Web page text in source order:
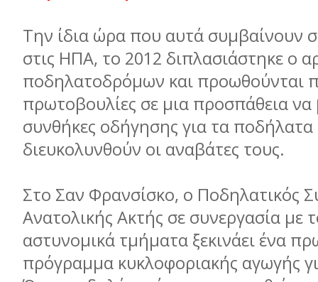
Την ίδια ώρα που αυτά συμβαίνουν
στις ΗΠΑ, το 2012 διπλασιάστηκε ο
ποδηλατοδρόμων και προωθούνται
πρωτοβουλίες σε μια προσπάθεια να
συνθήκες οδήγησης για τα ποδήλατα
διευκολυνθούν οι αναβάτες τους.
Στο Σαν Φρανσίσκο, ο Ποδηλατικός
Ανατολικής Ακτής σε συνεργασία με
αστυνομικά τμήματα ξεκινάει ένα
πρόγραμμα κυκλοφοριακής αγωγής